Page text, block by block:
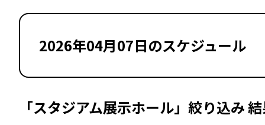
2026年04月07日のスケジュール
「スタジアム展示ホール」絞り込み